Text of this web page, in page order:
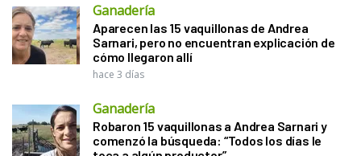
Ganadería
Aparecen las 15 vaquillonas de Andrea
Sarnari, pero no encuentran explicación de
cómo llegaron allí
hace 3 días
Ganadería
Robaron 15 vaquillonas a Andrea Sarnari y
comenzó la búsqueda: “Todos los días le